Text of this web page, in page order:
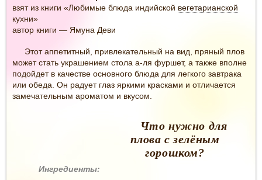
взят из книги «Любимые блюда индийской вегетарианской
кухни»
автор книги — Ямуна Деви
Этот аппетитный, привлекательный на вид, пряный плов
может стать украшением стола а-ля фуршет, а также вполне
подойдет в качестве основного блюда для легкого завтрака
или обеда. Он радует глаз яркими красками и отличается
замечательным ароматом и вкусом.
Что нужно для
плова с зелёным
горошком?
Ингредиенты: